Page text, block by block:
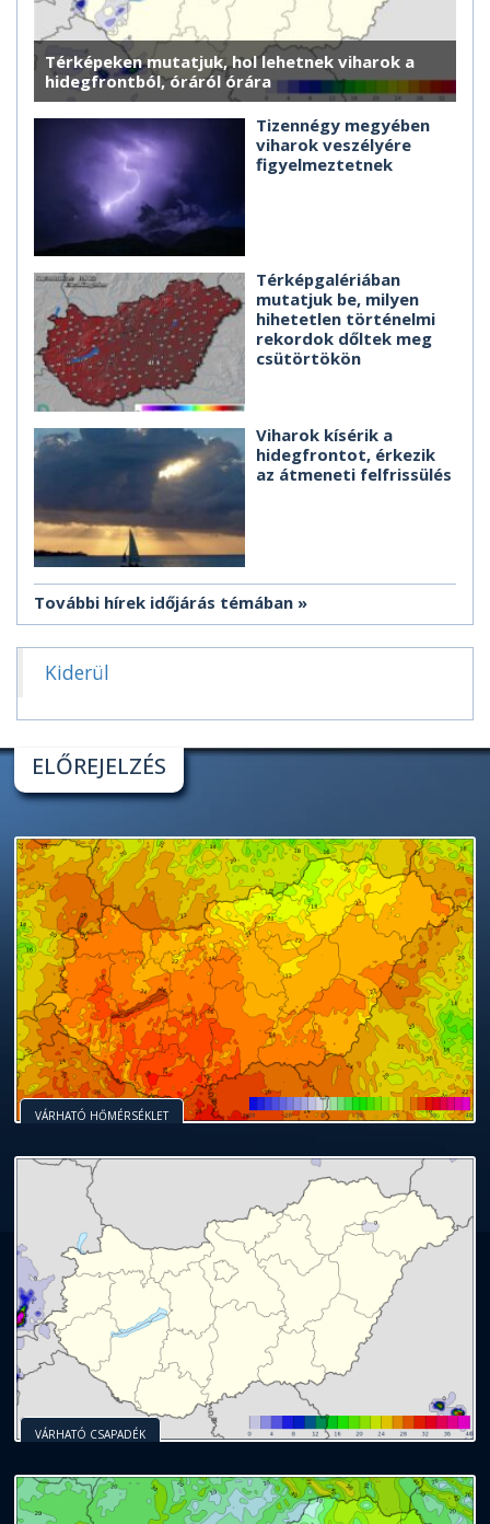
Térképeken mutatjuk, hol lehetnek viharok a
hidegfrontból, óráról órára
Tizennégy megyében
viharok veszélyére
figyelmeztetnek
Térképgalériában
mutatjuk be, milyen
hihetetlen történelmi
rekordok dőltek meg
csütörtökön
Viharok kísérik a
hidegfrontot, érkezik
az átmeneti felfrissülés
További hírek időjárás témában
Kiderül
ELŐREJELZÉS
VÁRHATÓ HŐMÉRSÉKLET
VÁRHATÓ CSAPADÉK